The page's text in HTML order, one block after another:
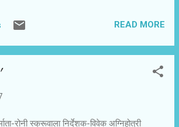
नही थी.इसके साथ यह भी ज़रूरी है की हर समिति
तरीके से काम करे.शक-ओ-शुबहा कि गुंजाइश ही
के निर्देशल विधु विनोद चोपडा के लिए यह खुशी
इस बात की कोशिश करें कि एकलव्य ज्यूरी के सारे
READ MORE
रोनी स्क्रूवाला निर्देशक-विवेक अग्निहोत्री